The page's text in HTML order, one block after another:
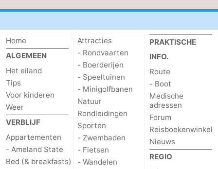
Home
ALGEMEEN
Het eiland
Tips
Voor kinderen
Weer
VERBLIJF
Appartementen
- Ameland State
Bed (& breakfasts)
Attracties
- Rondvaarten
- Boerderijen
- Speeltuinen
- Minigolfbanen
Natuur
Rondleidingen
Sporten
- Zwembaden
- Fietsen
- Wandelen
PRAKTISCHE
INFO.
Route
- Boot
Medische
adressen
Forum
Reisboekenwinkel
Nieuws
REGIO